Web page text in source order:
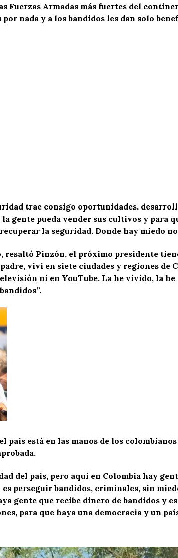
Fuerzas Armadas más fuertes del
nada y a los bandidos les dan solo
trae consigo oportunidades,
gente pueda vender sus cultivos y para
la seguridad. Donde hay miedo
resaltó Pinzón, el próximo presidente
viví en siete ciudades y regiones de
ni en YouTube. La he vivido, la
país está en las manos de los
del país, pero aquí en Colombia hay
perseguir bandidos, criminales, sin
gente que recibe dinero de bandidos y
para que haya una democracia y un